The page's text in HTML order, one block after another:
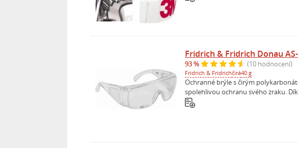
Fridrich & Fridrich Donau
93 % (10 hodnocení)
Fridrich & Fridrichčirá40 g
Ochranné brýle s čirým
spolehlivou ochranu svého zraku.